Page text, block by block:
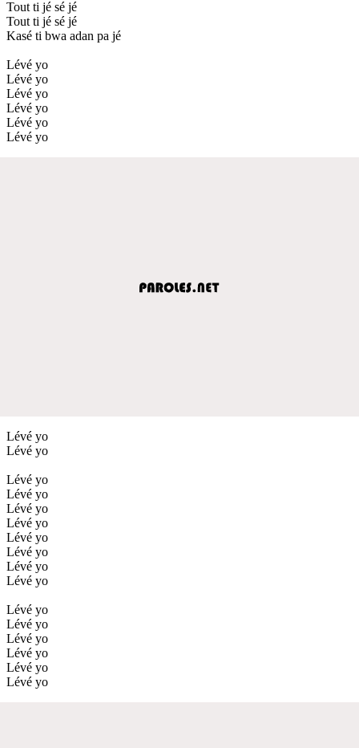
Tout ti jé sé jé
Tout ti jé sé jé
Kasé ti bwa adan pa jé
Lévé yo
Lévé yo
Lévé yo
Lévé yo
Lévé yo
Lévé yo
Lévé yo
Lévé yo
Lévé yo
Lévé yo
Lévé yo
Lévé yo
Lévé yo
Lévé yo
Lévé yo
Lévé yo
Lévé yo
Lévé yo
Lévé yo
Lévé yo
Lévé yo
Lévé yo